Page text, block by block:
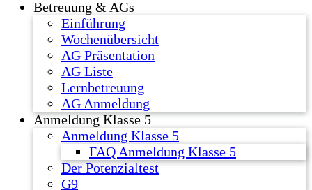
Betreuung & AGs
Einführung
Wochenübersicht
AG Präsentation
AG Liste
Lernbetreuung
AG Anmeldung
Anmeldung Klasse 5
Anmeldung Klasse 5
FAQ Anmeldung Klasse 5
Der Potenzialtest
G9